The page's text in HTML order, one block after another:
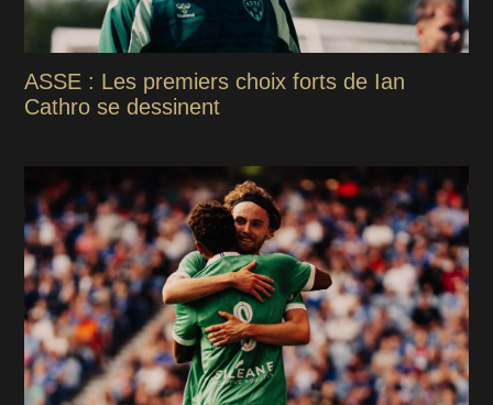
ASSE : Les premiers choix forts de Ian
Cathro se dessinent